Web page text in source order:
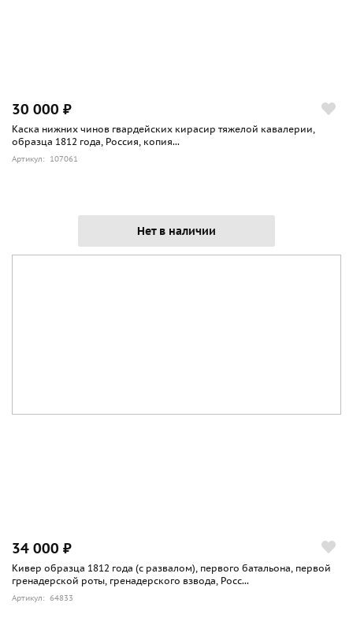
30 000 ₽
Каска нижних чинов гвардейских кирасир тяжелой кавалерии,
образца 1812 года, Россия, копия...
Артикул: 107061
Нет в наличии
34 000 ₽
Кивер образца 1812 года (с развалом), первого батальона, первой
гренадерской роты, гренадерского взвода, Росс...
Артикул: 64833